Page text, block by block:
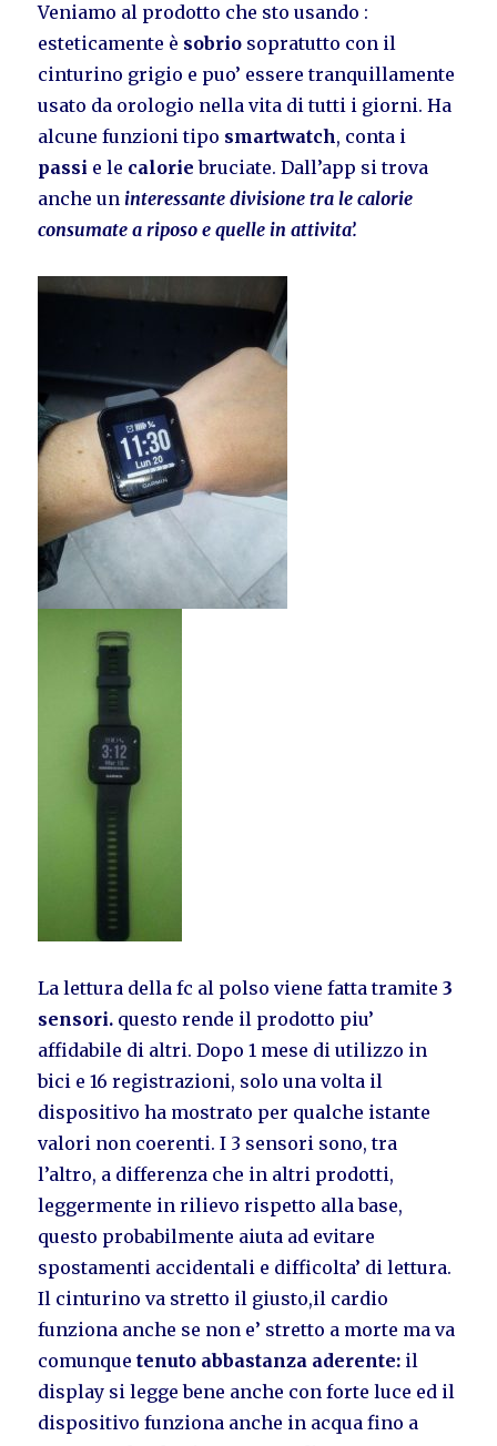
Veniamo al prodotto che sto usando :
esteticamente è sobrio sopratutto con il
cinturino grigio e puo’ essere tranquillamente
usato da orologio nella vita di tutti i giorni. Ha
alcune funzioni tipo smartwatch, conta i
passi e le calorie bruciate. Dall’app si trova
anche uninteressante divisione tra le calorie
consumate a riposo e quelle in attivita’.
La lettura della fc al polso viene fatta tramite3
sensori. questo rende il prodotto piu’
affidabile di altri. Dopo 1 mese di utilizzo in
bici e 16 registrazioni, solo una volta il
dispositivo ha mostrato per qualche istante
valori non coerenti. I 3 sensori sono, tra
l’altro, a differenza che in altri prodotti,
leggermente in rilievo rispetto alla base,
questo probabilmente aiuta ad evitare
spostamenti accidentali e difficolta’ di lettura.
Il cinturino va stretto il giusto,il cardio
funziona anche se non e’ stretto a morte ma va
comunque tenuto abbastanza aderente: il
display si legge bene anche con forte luce ed il
dispositivo funziona anche in acqua fino a